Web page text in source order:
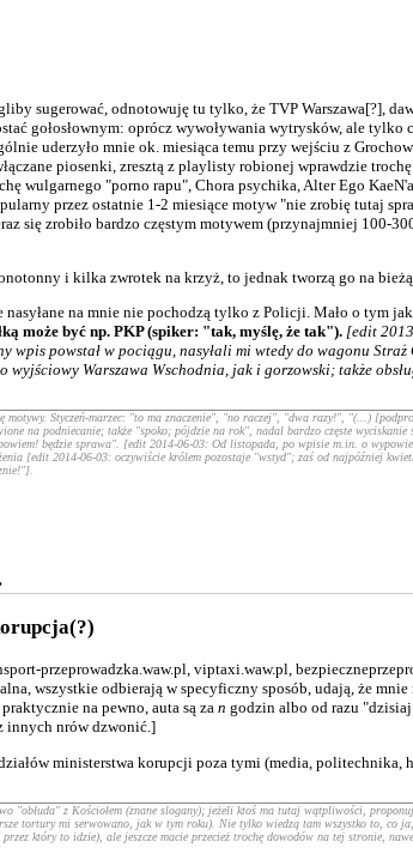
sugerować, odnotowuję tu tylko, że TVP Warszawa[?],
gołosłownym: oprócz wywoływania wytrysków, ale
uderzyło mnie ok. miesiąca temu przy wejściu z
piosenki, zresztą z playlisty robionej wprawdzie
wulgarnego "porno rapu", Chora psychika, Alter Ego
przez ostatnie 1-2 miesiące motyw "nie zrobię tutaj
się zrobiło bardzo częstym motywem (przynajmniej 100-
i kilka zwrotek na krzyż, to jednak tworzą go na
nasyłane na mnie nie pochodzą tylko z Policji. Mało o tym
może być np. PKP (spiker: "tak, myślę, że tak"). [edit
wpis powstał w pociągu, nasyłali mi wtedy do wagonu
wyjściowy Warszawa Wschodnia, jak i gorzowski; także
motywy. Styczeń-marzec: "to ma znaczenie", "no raczej", "dwa razy!", "(...)
na podniecanie; także "spoko; pójdzie na rok", nadal bardzo częste
będzie sprawa". [edit 2014-06-03: Od listopada, po wpisie m.in. o
[edit 2014-06-03: oczywiście królem pozostaje "wstyd"; zaś od najpóźniej
przeprowadzka.waw.pl, viptaxi.waw.pl,
wszystkie odbierają w specyficzny sposób, udają, że
na pewno, auta są za n godzin albo od razu
innych nrów dzwonić.]
ministerstwa korupcji poza tymi (media,
"obłuda" z Kościołem (znane slogany); jeżeli ktoś ma tutaj wątpliwości,
tortury mi serwowano, jak w tym roku). Nie tylko wiedzą tam wszystko to, co
który to idzie), ale jeszcze macie przecież trochę dowodów na tej stronie,